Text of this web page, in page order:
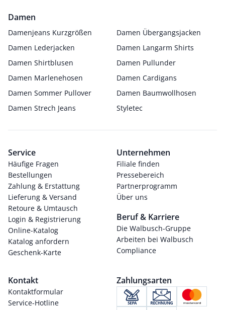
Damen
Damenjeans Kurzgrößen
Damen Übergangsjacken
Damen Lederjacken
Damen Langarm Shirts
Damen Shirtblusen
Damen Pullunder
Damen Marlenehosen
Damen Cardigans
Damen Sommer Pullover
Damen Baumwollhosen
Damen Strech Jeans
Styletec
Service
Häufige Fragen
Bestellungen
Zahlung & Erstattung
Lieferung & Versand
Retoure & Umtausch
Login & Registrierung
Online-Katalog
Katalog anfordern
Geschenk-Karte
Unternehmen
Filiale finden
Pressebereich
Partnerprogramm
Über uns
Beruf & Karriere
Die Walbusch-Gruppe
Arbeiten bei Walbusch
Compliance
Kontakt
Kontaktformular
Service-Hotline
Zahlungsarten